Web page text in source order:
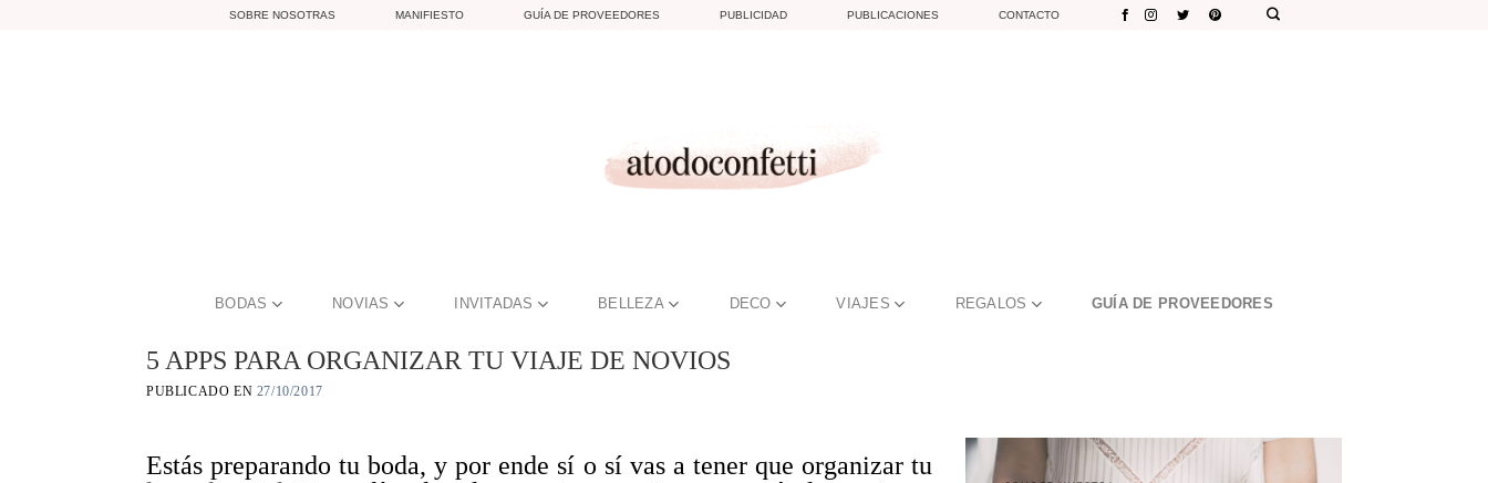
SOBRE NOSOTRAS MANIFIESTO GUÍA DE PROVEEDORES PUBLICIDAD PUBLICACIONES CONTACTO
BODAS NOVIAS INVITADAS BELLEZA DECO VIAJES REGALOS GUÍA DE PROVEEDORES
5 APPS PARA ORGANIZAR TU VIAJE DE NOVIOS
PUBLICADO EN 27/10/2017
Estás preparando tu boda, y por ende sí o sí vas a tener que organizar tu